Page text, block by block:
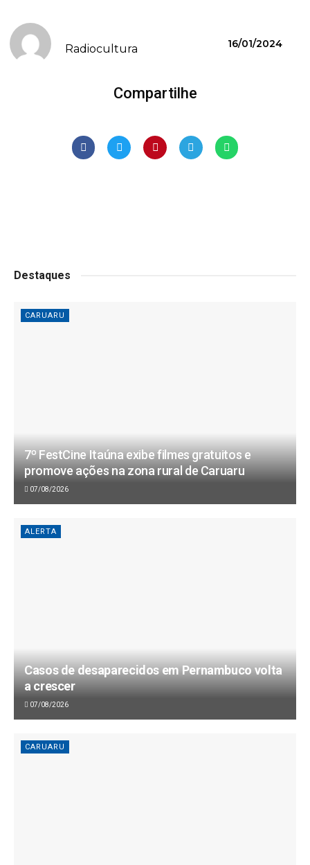
Radiocultura 16/01/2024
Compartilhe
Destaques
CARUARU
7º FestCine Itaúna exibe filmes gratuitos e
promove ações na zona rural de Caruaru
07/08/2026
ALERTA
Casos de desaparecidos em Pernambuco volta
a crescer
07/08/2026
CARUARU